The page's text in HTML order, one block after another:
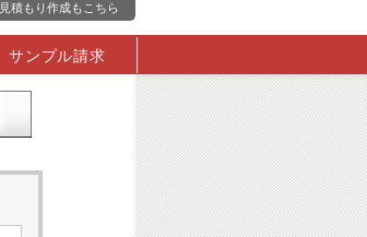
見積もり作成もこちら
サンプル請求